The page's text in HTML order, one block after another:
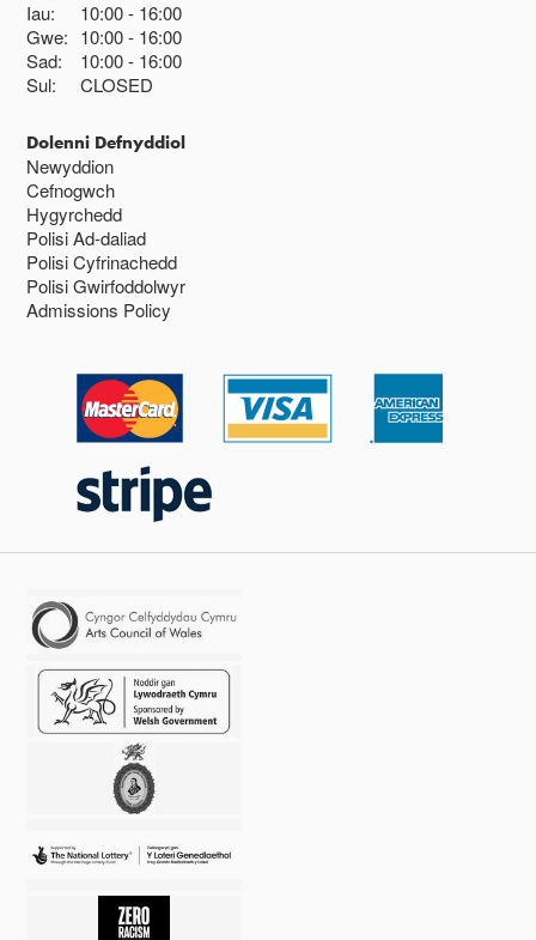
Iau:
10:00 16:00
Gwe: 10:00 16:00
Sad:
10:00 16:00
Sul:
CLOSED
Dolenni Defnyddiol
Newyddion
Cefnogwch
Hygyrchedd
Polisi Ad-daliad
Polisi Cyfrinachedd
Polisi Gwirfoddolwyr
Admissions Policy